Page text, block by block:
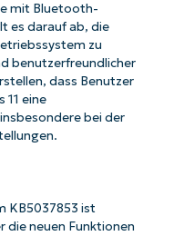
mit Bluetooth-
es darauf ab, die
zu
benutzerfreundlicher
dass Benutzer
11 eine
bei der
KB5037853 ist
die neuen Funktionen